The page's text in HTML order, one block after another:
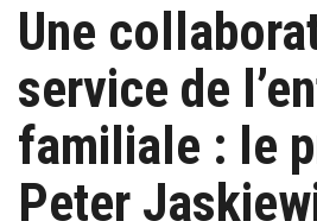
Une
service de
familiale : le
Peter